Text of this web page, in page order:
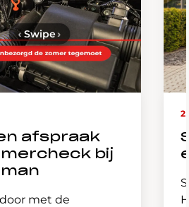
afspraak
bij
met de
‹ Swipe›